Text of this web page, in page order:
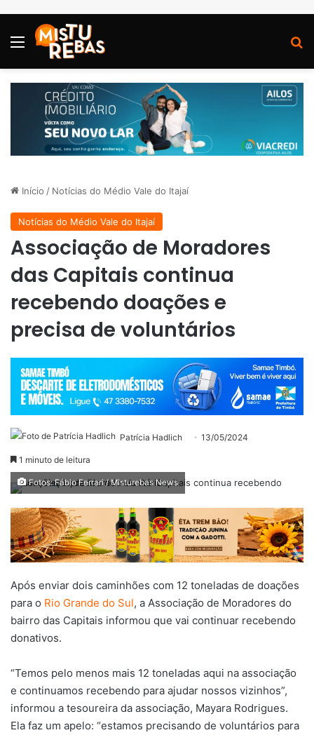
Menu
Início / Notícias do Médio Vale do Itajaí
Notícias do Médio Vale do Itajaí
Associação de Moradores
das Capitais continua
recebendo doações e
precisa de voluntários
Patrícia Hadlich 13/05/2024
1 minuto de leitura
Fotos: Fábio Ferrari / Misturebas News
Após enviar dois caminhões com 12 toneladas de doações
para o Rio Grande do Sul, a Associação de Moradores do
bairro das Capitais informou que vai continuar recebendo
donativos.
“Temos pelo menos mais 12 toneladas aqui na associação
e continuamos recebendo para ajudar nossos vizinhos”,
informou a tesoureira da associação, Mayara Rodrigues.
Ela faz um apelo: “estamos precisando de voluntários para